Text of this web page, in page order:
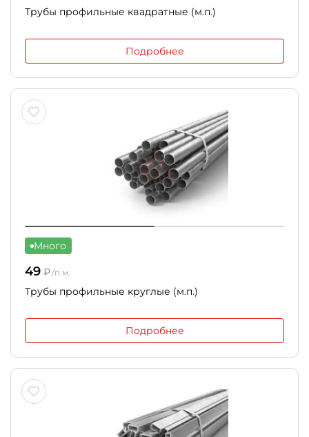
Трубы профильные квадратные (м.п.)
Подробнее
Много
49 ₽/п.м.
Трубы профильные круглые (м.п.)
Подробнее